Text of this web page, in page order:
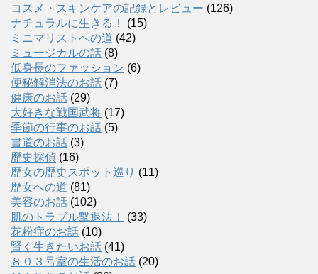
コスメ・スキンケアの記録とレビュー (126)
ナチュラルに生きる！
(15)
ミニマリストへの道 (42)
ミュージカルの話 (8)
低身長のファッション (6)
便秘解消法のお話 (7)
健康のお話 (29)
大好きな戦国武将 (17)
季節の行事のお話 (5)
書道のお話 (3)
歴史探偵 (16)
歴女の歴史スポット巡り (11)
歴女への道 (81)
美容のお話 (102)
肌のトラブル撃退法！
(33)
花粉症のお話 (10)
賢く生きたいお話 (41)
８０３号室の生活のお話 (20)